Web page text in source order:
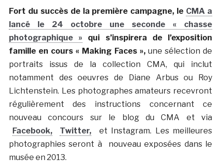
Fort du succès de la première campagne, le CMA a
lancé le 24 octobre une seconde « chasse
photographique » qui s’inspirera de l’exposition
famille en cours « Making Faces »,une sélection de
portraits issus de la collection CMA, qui inclut
notamment des oeuvres de Diane Arbus ou Roy
Lichtenstein. Les photographes amateurs recevront
régulièrement des instructions concernant ce
nouveau concours sur le blog du CMA et via
Facebook,
Twitter, et Instagram. Les meilleures
photographies seront à nouveau exposées dans le
musée en 2013.